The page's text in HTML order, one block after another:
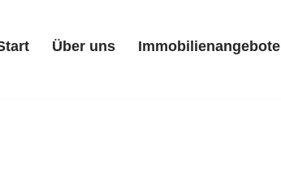
Über uns Immobilienangebote